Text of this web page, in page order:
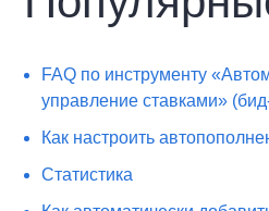
FAQ по инструменту
управление ставками»
Как настроить
Статистика